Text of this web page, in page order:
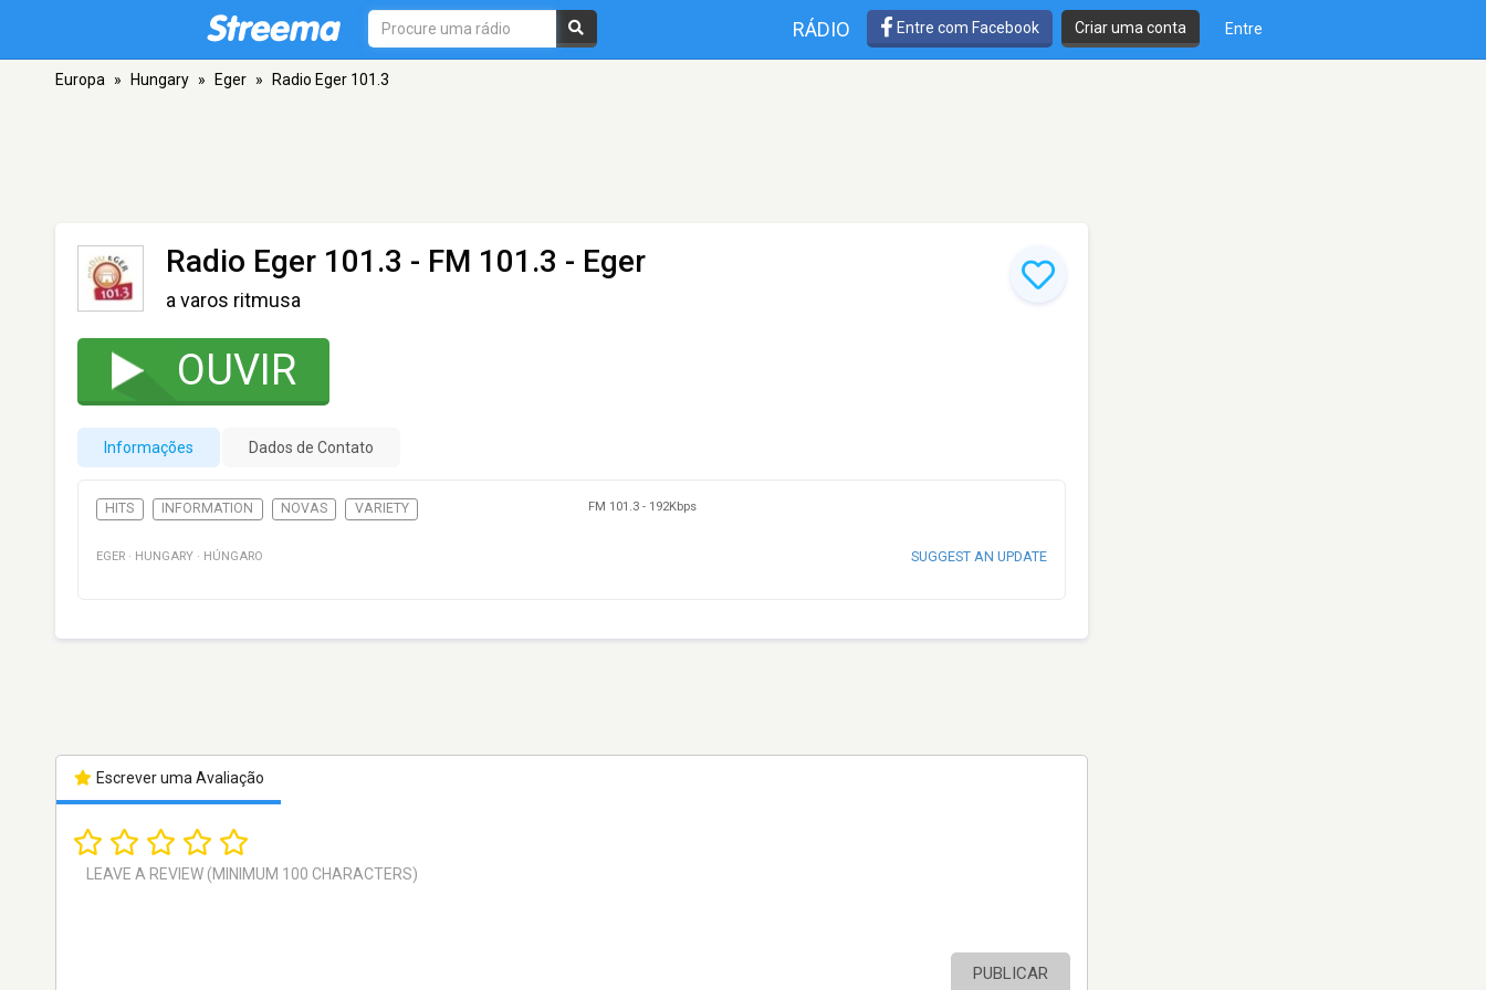
RÁDIO Entre com Facebook Criar uma conta Entre
Europa » Hungary » Eger » Radio Eger 101.3
Radio Eger 101.3 - FM 101.3 - Eger
a varos ritmusa
OUVIR
Informações Dados de Contato
HITS INFORMATION NOVAS VARIETY FM 101.3 - 192Kbps
EGER · HUNGARY · HÚNGARO SUGGEST AN UPDATE
Escrever uma Avaliação
PUBLICAR